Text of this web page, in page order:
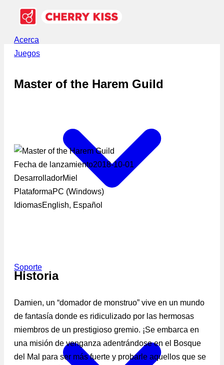
Acerca
Juegos
Soporte
Master of the Harem Guild
Fecha de lanzamiento2018-10-01
DesarrolladorMiel
PlataformaPC (Windows)
IdiomasEnglish, Español
Historia
Damien, un “domador de monstruo” vive en un mundo
de fantasía donde es ridiculizado por las hermosas
miembros de un prestigioso gremio. ¡Se embarca en
una misión de venganza adentrándose en el Bosque
del Mal para ser más fuerte y probarle aquellos que se